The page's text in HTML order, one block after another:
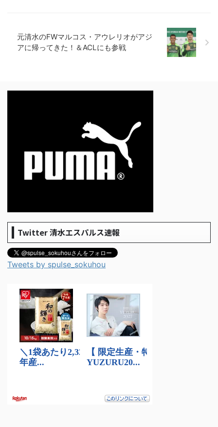
元清水のFWマルコス・アウレリオがアジ
アに帰ってきた！＆ACLにも参戦
Twitter 清水エスパルス速報
Tweets by spulse_sokuhou